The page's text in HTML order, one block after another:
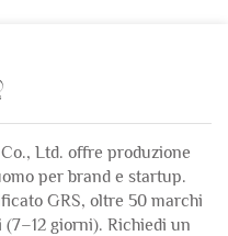
Ltd. offre produzione
per brand e startup.
GRS, oltre 50 marchi
giorni). Richiedi un